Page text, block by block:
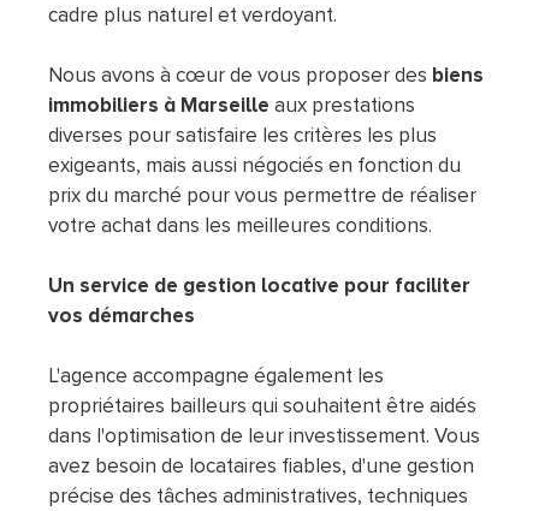
cadre plus naturel et verdoyant.
Nous avons à cœur de vous proposer des biens
immobiliers à Marseille aux prestations
diverses pour satisfaire les critères les plus
exigeants, mais aussi négociés en fonction du
prix du marché pour vous permettre de réaliser
votre achat dans les meilleures conditions.
Un service de gestion locative pour faciliter
vos démarches
L'agence accompagne également les
propriétaires bailleurs qui souhaitent être aidés
dans l'optimisation de leur investissement. Vous
avez besoin de locataires fiables, d'une gestion
précise des tâches administratives, techniques